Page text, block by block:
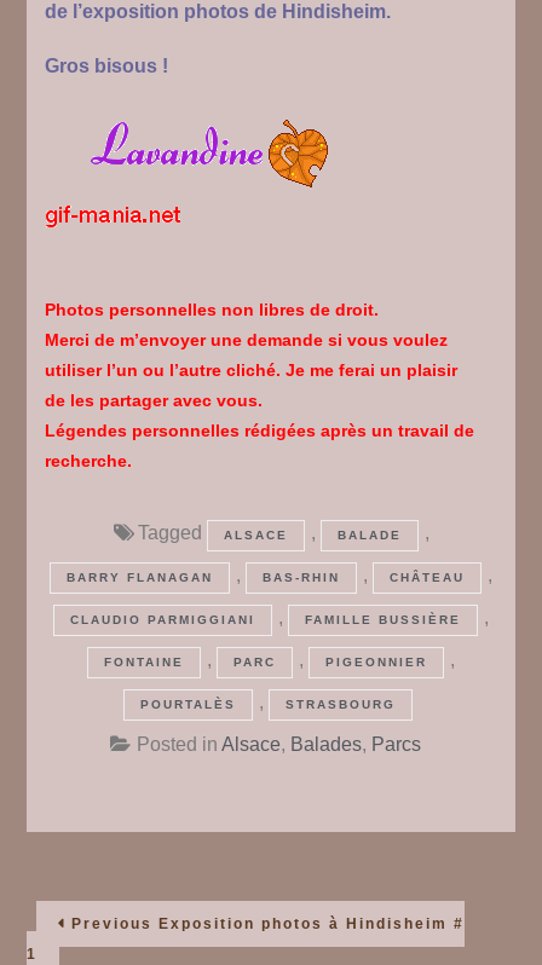
de l’exposition photos de Hindisheim.
Gros bisous !
Photos personnelles non libres de droit.
Merci de m’envoyer une demande si vous voulez
utiliser l’un ou l’autre cliché. Je me ferai un plaisir
de les partager avec vous.
Légendes personnelles rédigées après un travail de
recherche.
Tagged ALSACE , BALADE ,
BARRY FLANAGAN , BAS-RHIN , CHÂTEAU ,
CLAUDIO PARMIGGIANI , FAMILLE BUSSIÈRE ,
FONTAINE , PARC , PIGEONNIER ,
POURTALÈS , STRASBOURG
Posted in Alsace, Balades, Parcs
Navigation
Previous Previous
Exposition photos à Hindisheim #
1